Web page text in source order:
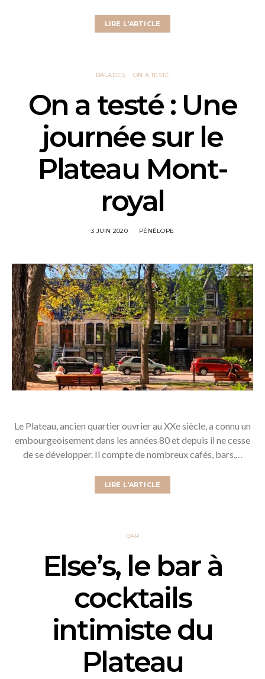
LIRE L'ARTICLE
BALADES ON A TESTÉ
On a testé : Une
journée sur le
Plateau Mont-
royal
3 JUIN 2020 PÉNÉLOPE
Le Plateau, ancien quartier ouvrier au XXe siècle, a connu un
embourgeoisement dans les années 80 et depuis il ne cesse
de se développer. Il compte de nombreux cafés, bars,…
LIRE L'ARTICLE
BAR
Else’s, le bar à
cocktails
intimiste du
Plateau